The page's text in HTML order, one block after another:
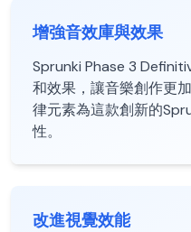
增強音效庫與效果
Sprunki Phase 3
和效果，讓音樂創作更
律元素為這款創新的
性。
改進視覺效能